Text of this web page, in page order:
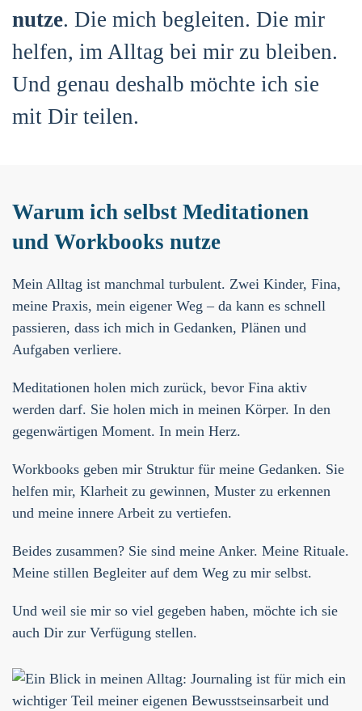
nutze. Die mich begleiten. Die mir
helfen, im Alltag bei mir zu bleiben.
Und genau deshalb möchte ich sie
mit Dir teilen.
Warum ich selbst Meditationen
und Workbooks nutze
Mein Alltag ist manchmal turbulent. Zwei Kinder, Fina,
meine Praxis, mein eigener Weg – da kann es schnell
passieren, dass ich mich in Gedanken, Plänen und
Aufgaben verliere.
Meditationen holen mich zurück, bevor Fina aktiv
werden darf. Sie holen mich in meinen Körper. In den
gegenwärtigen Moment. In mein Herz.
Workbooks geben mir Struktur für meine Gedanken. Sie
helfen mir, Klarheit zu gewinnen, Muster zu erkennen
und meine innere Arbeit zu vertiefen.
Beides zusammen? Sie sind meine Anker. Meine Rituale.
Meine stillen Begleiter auf dem Weg zu mir selbst.
Und weil sie mir so viel gegeben haben, möchte ich sie
auch Dir zur Verfügung stellen.